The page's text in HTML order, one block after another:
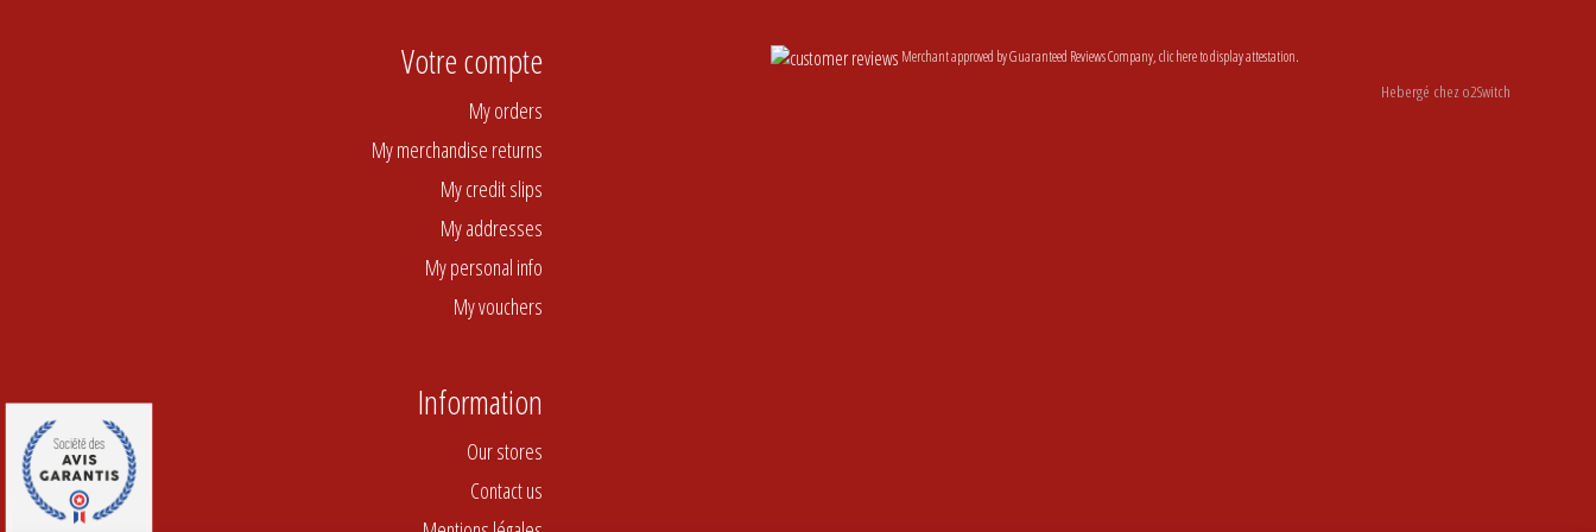
Votre compte
My orders
My merchandise returns
My credit slips
My addresses
My personal info
My vouchers
Information
Our stores
Contact us
Merchant approved by Guaranteed Reviews Company,clic here to display attestation.
Hebergé chez o2Switch